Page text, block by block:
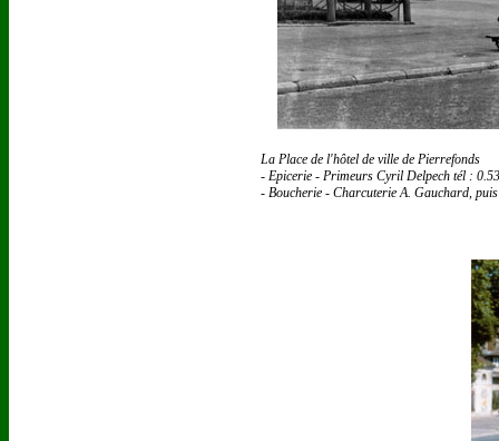
La Place de l'hôtel de ville de Pierrefonds
- Epicerie - Primeurs Cyril Delpech tél :
- Boucherie - Charcuterie A. Gauchard,